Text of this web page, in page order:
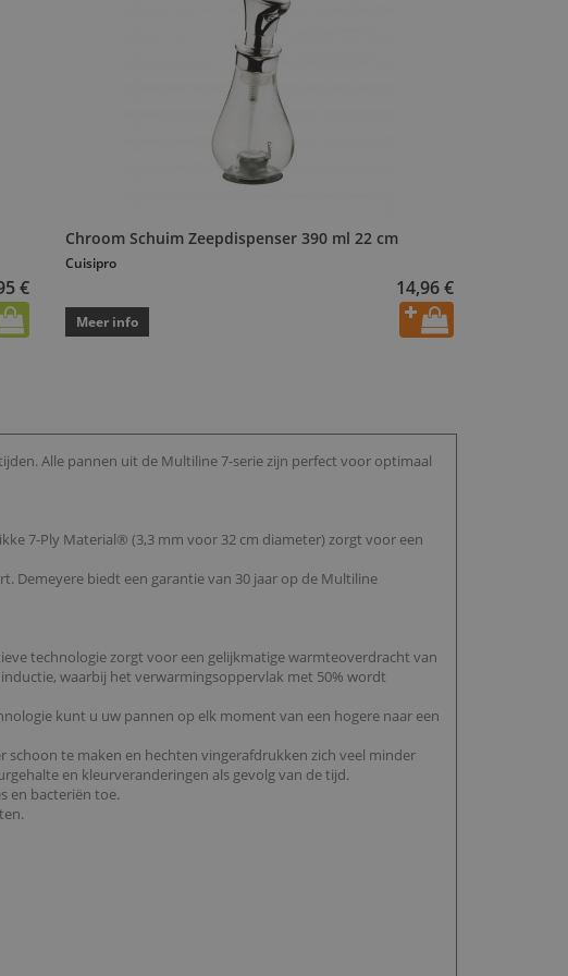
€
Chroom Schuim Zeepdispenser 390 ml 22 cm
Cuisipro
14,96 €
Meer info
Alle pannen uit de Multiline 7-serie zijn perfect voor optimaal
7-Ply Material® (3,3 mm voor 32 cm diameter) zorgt voor een
Demeyere biedt een garantie van 30 jaar op de Multiline
technologie zorgt voor een gelijkmatige warmteoverdracht van
waarbij het verwarmingsoppervlak met 50% wordt
kunt u uw pannen op elk moment van een hogere naar een
te maken en hechten vingerafdrukken zich veel minder
en kleurveranderingen als gevolg van de tijd.
en bacteriën toe.